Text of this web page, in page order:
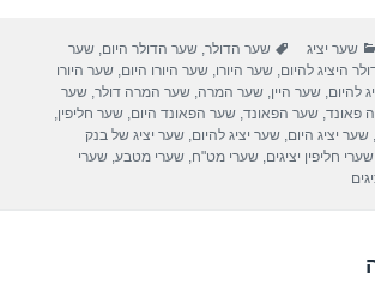
e
קטגוריות
שער יציג תגיות
שער הדולר,שער הדולר היום,שער
היציג להיום,שער היורו,שער היורו היום,שער היורו
להיום,שער היין,שער המרה,שער המרה דולר,שער
פאונד,שער הפאונד,שער הפאונד היום,שער חליפין,
,שער יציג היום,שער יציג להיום,שער יציג של בנק
שערי חליפין יציגים,שערי מט"ח,שערי מטבע,שערי